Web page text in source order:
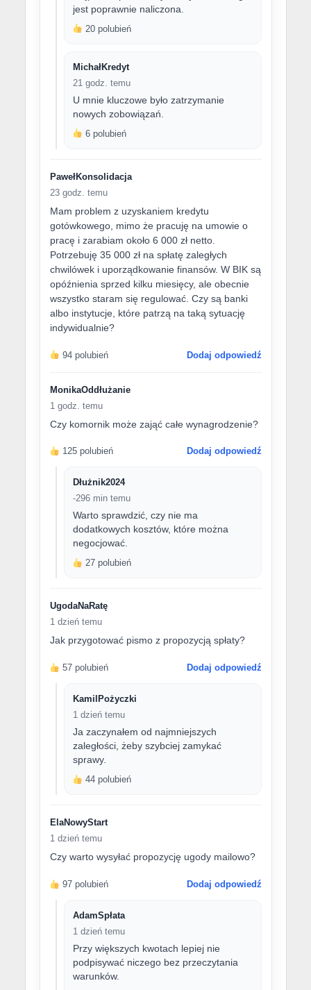
jest poprawnie naliczona.
20 polubień
MichałKredyt
21 godz. temu
U mnie kluczowe było zatrzymanie
nowych zobowiązań.
6 polubień
PawełKonsolidacja
23 godz. temu
Mam problem z uzyskaniem kredytu
gotówkowego, mimo że pracuję na umowie o
pracę i zarabiam około 6 000 zł netto.
Potrzebuję 35 000 zł na spłatę zaległych
chwilówek i uporządkowanie finansów. W BIK są
opóźnienia sprzed kilku miesięcy, ale obecnie
wszystko staram się regulować. Czy są banki
albo instytucje, które patrzą na taką sytuację
indywidualnie?
94 polubień Dodaj odpowiedź
MonikaOddłużanie
1 godz. temu
Czy komornik może zająć całe wynagrodzenie?
125 polubień Dodaj odpowiedź
Dłużnik2024
-296 min temu
Warto sprawdzić, czy nie ma
dodatkowych kosztów, które można
negocjować.
27 polubień
UgodaNaRatę
1 dzień temu
Jak przygotować pismo z propozycją spłaty?
57 polubień Dodaj odpowiedź
KamilPożyczki
1 dzień temu
Ja zaczynałem od najmniejszych
zaległości, żeby szybciej zamykać
sprawy.
44 polubień
ElaNowyStart
1 dzień temu
Czy warto wysyłać propozycję ugody mailowo?
97 polubień Dodaj odpowiedź
AdamSpłata
1 dzień temu
Przy większych kwotach lepiej nie
podpisywać niczego bez przeczytania
warunków.